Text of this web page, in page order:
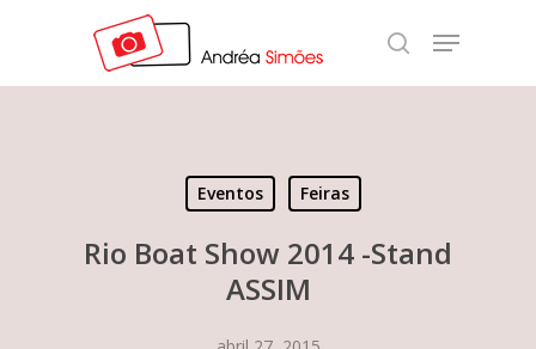
search
Menu
Eventos Feiras
Rio Boat Show 2014 -Stand
ASSIM